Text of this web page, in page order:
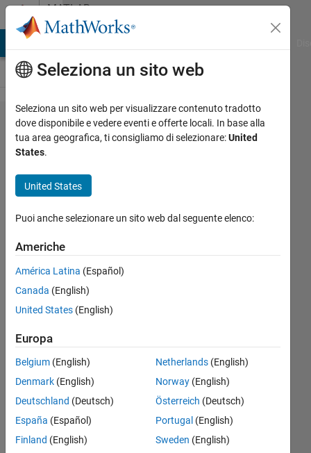
Vai al contenutoMATLAB
Answers
Match
strings
tables
SChow
18 Feb
2020
1
Risposta
accettata
Aggiornato
18 Feb
2020
Visualizzazioni
(30 giorni)
Seleziona un sito web
Seleziona un sito web per visualizzare contenuto tradotto
dove disponibile e vedere eventi e offerte locali. In base alla
tua area geografica, ti consigliamo di selezionare:United
States.
United States
Puoi anche selezionare un sito web dal seguente elenco:
Americhe
América Latina (Español)
Canada (English)
United States (English)
Europa
Belgium (English)
Denmark (English)
Deutschland (Deutsch)
España (Español)
Finland (English)
Netherlands(English)
Norway(English)
Österreich (Deutsch)
Portugal (English)
Sweden (English)